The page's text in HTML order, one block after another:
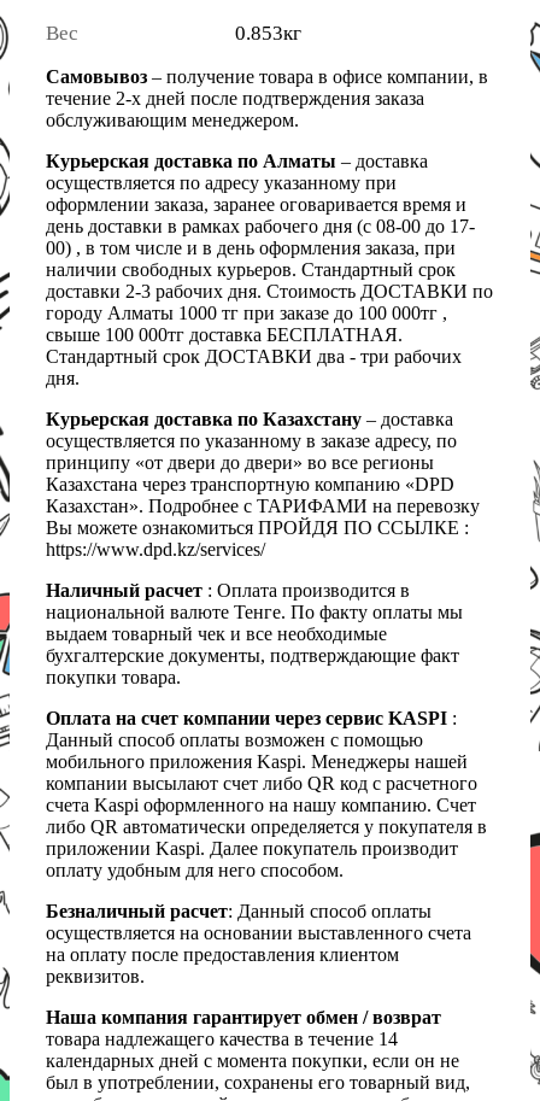
Вес 0.853кг
Самовывоз – получение товара в офисе компании, в
течение 2-х дней после подтверждения заказа
обслуживающим менеджером.
Курьерская доставка по Алматы – доставка
осуществляется по адресу указанному при
оформлении заказа, заранее оговаривается время и
день доставки в рамках рабочего дня (с 08-00 до 17-
00) , в том числе и в день оформления заказа, при
наличии свободных курьеров. Стандартный срок
доставки 2-3 рабочих дня. Стоимость ДОСТАВКИ по
городу Алматы 1000 тг при заказе до 100 000тг ,
свыше 100 000тг доставка БЕСПЛАТНАЯ.
Стандартный срок ДОСТАВКИ два - три рабочих
дня.
Курьерская доставка по Казахстану – доставка
осуществляется по указанному в заказе адресу, по
принципу «от двери до двери» во все регионы
Казахстана через транспортную компанию «DPD
Казахстан». Подробнее с ТАРИФАМИ на перевозку
Вы можете ознакомиться ПРОЙДЯ ПО ССЫЛКЕ :
https://www.dpd.kz/services/
Наличный расчет : Оплата производится в
национальной валюте Тенге. По факту оплаты мы
выдаем товарный чек и все необходимые
бухгалтерские документы, подтверждающие факт
покупки товара.
Оплата на счет компании через сервис KASPI :
Данный способ оплаты возможен с помощью
мобильного приложения Kaspi. Менеджеры нашей
компании высылают счет либо QR код с расчетного
счета Kaspi оформленного на нашу компанию. Счет
либо QR автоматически определяется у покупателя в
приложении Kaspi. Далее покупатель производит
оплату удобным для него способом.
Безналичный расчет: Данный способ оплаты
осуществляется на основании выставленного счета
на оплату после предоставления клиентом
реквизитов.
Наша компания гарантирует обмен / возврат
товара надлежащего качества в течение 14
календарных дней с момента покупки, если он не
был в употреблении, сохранены его товарный вид,